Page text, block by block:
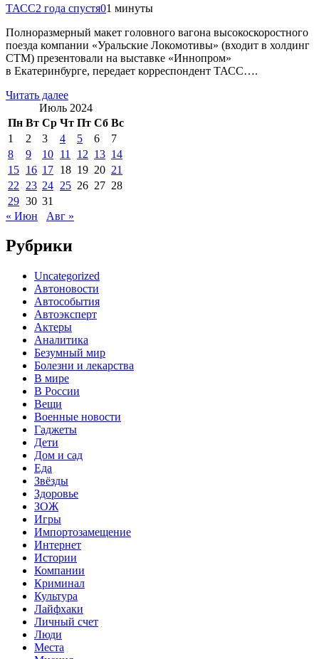
ТАСС2 года спустя01 минуты
Полноразмерный макет головного вагона высокоскоростного
поезда компании «Уральские Локомотивы» (входит в холдинг
СТМ) презентовали на выставке «Иннопром»
в Екатеринбурге, передает корреспондент ТАСС….
Читать далее
Июль 2024
Пн Вт Ср Чт Пт Сб Вс
1
2 3 4 5 6
7
8
9 10 11 12 13 14
15 16 17 18 19 20 21
22
23 24 25 26 27 28
29 30 31
« Июн
Авг »
Рубрики
Uncategorized
Автоновости
Автособытия
Автоэксперт
Актеры
Аналитика
Безумный мир
Болезни и лекарства
В мире
В России
Вещи
Военные новости
Гаджеты
Дети
Дом и сад
Еда
Звёзды
Здоровье
ЗОЖ
Игры
Импортозамещение
Интернет
Истории
Компании
Криминал
Культура
Лайфхаки
Личный счет
Люди
Места